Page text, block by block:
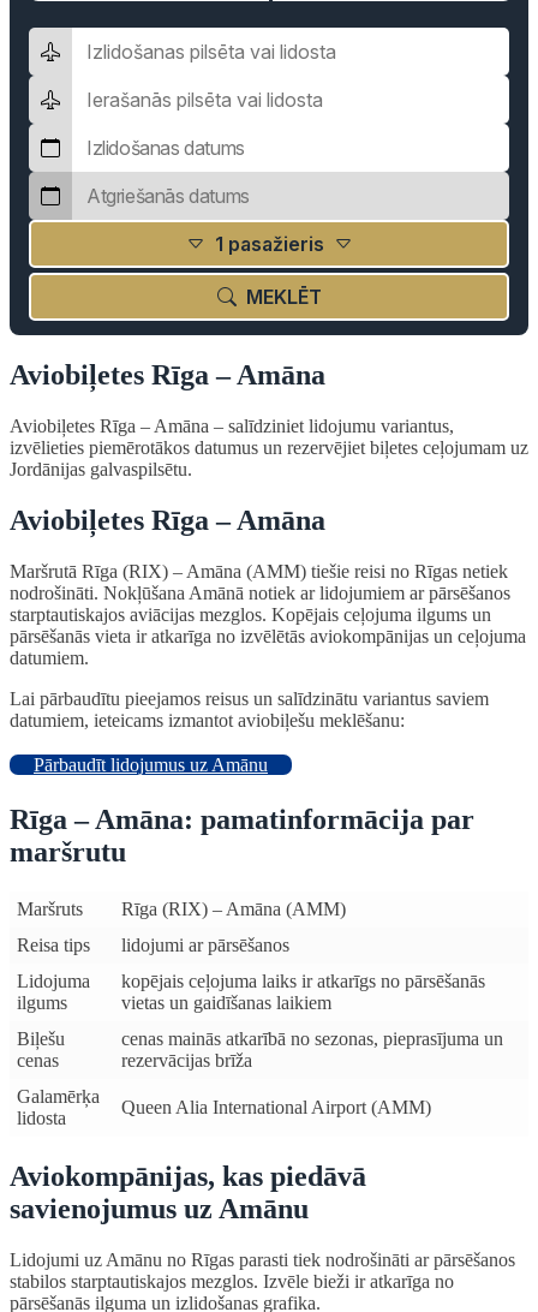
1 pasažieris
MEKLĒT
Aviobiļetes Rīga – Amāna
Aviobiļetes Rīga – Amāna – salīdziniet lidojumu variantus,
izvēlieties piemērotākos datumus un rezervējiet biļetes ceļojumam uz
Jordānijas galvaspilsētu.
Aviobiļetes Rīga – Amāna
Maršrutā Rīga (RIX) – Amāna (AMM) tiešie reisi no Rīgas netiek
nodrošināti. Nokļūšana Amānā notiek ar lidojumiem ar pārsēšanos
starptautiskajos aviācijas mezglos. Kopējais ceļojuma ilgums un
pārsēšanās vieta ir atkarīga no izvēlētās aviokompānijas un ceļojuma
datumiem.
Lai pārbaudītu pieejamos reisus un salīdzinātu variantus saviem
datumiem, ieteicams izmantot aviobiļešu meklēšanu:
Pārbaudīt lidojumus uz Amānu
Rīga – Amāna: pamatinformācija par
maršrutu
Maršruts
Rīga (RIX) – Amāna (AMM)
Reisa tips
lidojumi ar pārsēšanos
Lidojuma
ilgums
kopējais ceļojuma laiks ir atkarīgs no pārsēšanās
vietas un gaidīšanas laikiem
Biļešu
cenas
cenas mainās atkarībā no sezonas, pieprasījuma un
rezervācijas brīža
Galamērķa
lidosta
Queen Alia International Airport (AMM)
Aviokompānijas, kas piedāvā
savienojumus uz Amānu
Lidojumi uz Amānu no Rīgas parasti tiek nodrošināti ar pārsēšanos
stabilos starptautiskajos mezglos. Izvēle bieži ir atkarīga no
pārsēšanās ilguma un izlidošanas grafika.